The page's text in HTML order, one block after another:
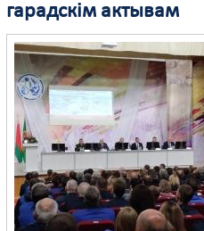
гарадскім актывам